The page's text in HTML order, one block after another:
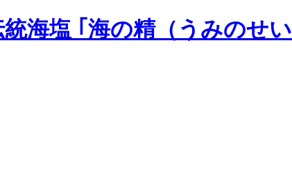
海塩 ｢海の精（うみのせ